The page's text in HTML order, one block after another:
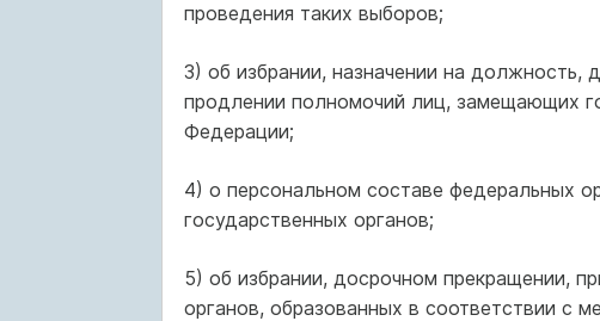
проведения таких выборов;
3) об избрании, назначении на должность,
продлении полномочий лиц, замещающих
Федерации;
4) о персональном составе федеральных
государственных органов;
5) об избрании, досрочном прекращении,
органов, образованных в соответствии с